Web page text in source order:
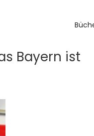
Bayern ist